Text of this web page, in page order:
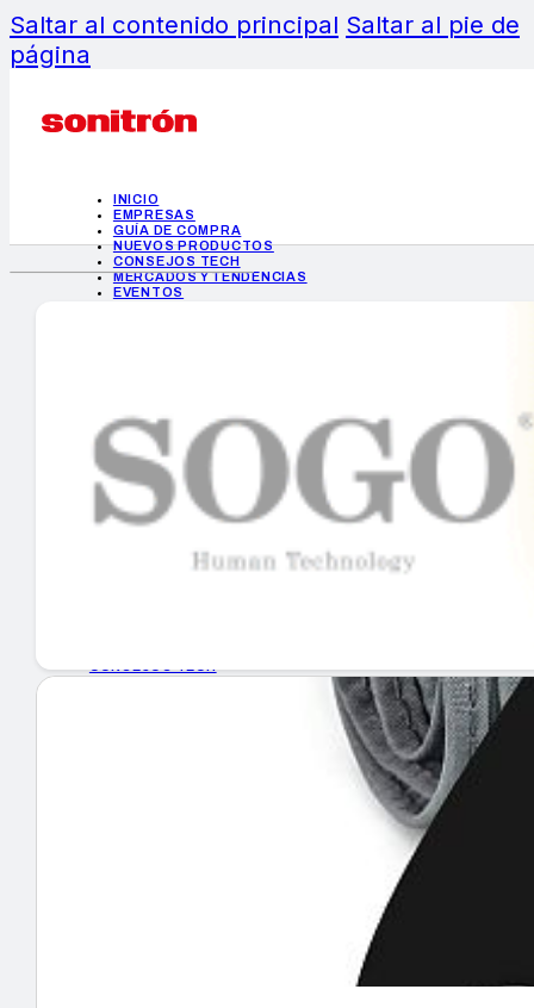
Saltar al contenido principal Saltar al pie de
página
INICIO
EMPRESAS
GUÍA DE COMPRA
NUEVOS PRODUCTOS
CONSEJOS TECH
MERCADOS Y TENDENCIAS
EVENTOS
INICIO
EMPRESAS
GUÍA DE COMPRA
Encuentra tu noticia